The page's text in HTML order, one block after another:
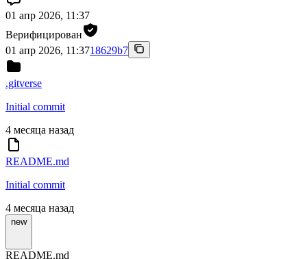
01 апр 2026, 11:37
Верифицирован
01 апр 2026, 11:3718629b7
.gitverse
Initial commit
4 месяца назад
README.md
Initial commit
4 месяца назад
new
README.md